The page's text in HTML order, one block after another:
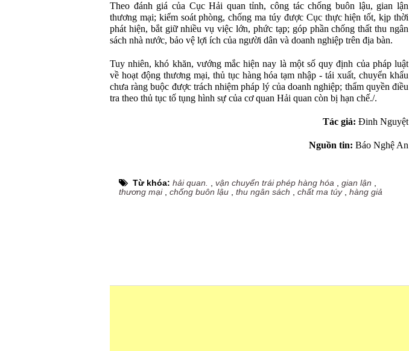
Theo đánh giá của Cục Hải quan tỉnh, công tác chống buôn lậu, gian lận
thương mại; kiểm soát phòng, chống ma túy được Cục thực hiện tốt, kịp thời
phát hiện, bắt giữ nhiều vụ việc lớn, phức tạp; góp phần chống thất thu ngân
sách nhà nước, bảo vệ lợi ích của người dân và doanh nghiệp trên địa bàn.
Tuy nhiên, khó khăn, vướng mắc hiện nay là một số quy định của pháp luật
về hoạt động thương mại, thủ tục hàng hóa tạm nhập - tái xuất, chuyển khẩu
chưa ràng buộc được trách nhiệm pháp lý của doanh nghiệp; thẩm quyền điều
tra theo thủ tục tố tụng hình sự của cơ quan Hải quan còn bị hạn chế./.
Tác giả: Đinh Nguyệt
Nguồn tin: Báo Nghệ An
Từ khóa: hải quan. vận chuyển trái phép hàng hóa gian lận
thương mại, chống buôn lậu thu ngân sách chất ma túy, hàng giả